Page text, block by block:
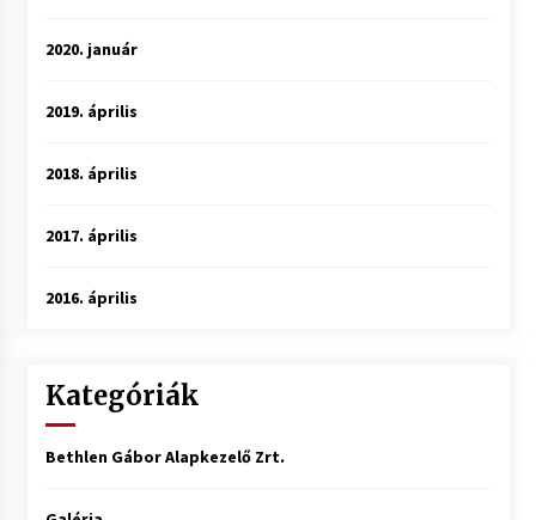
2020. január
2019. április
2018. április
2017. április
2016. április
Kategóriák
Bethlen Gábor Alapkezelő Zrt.